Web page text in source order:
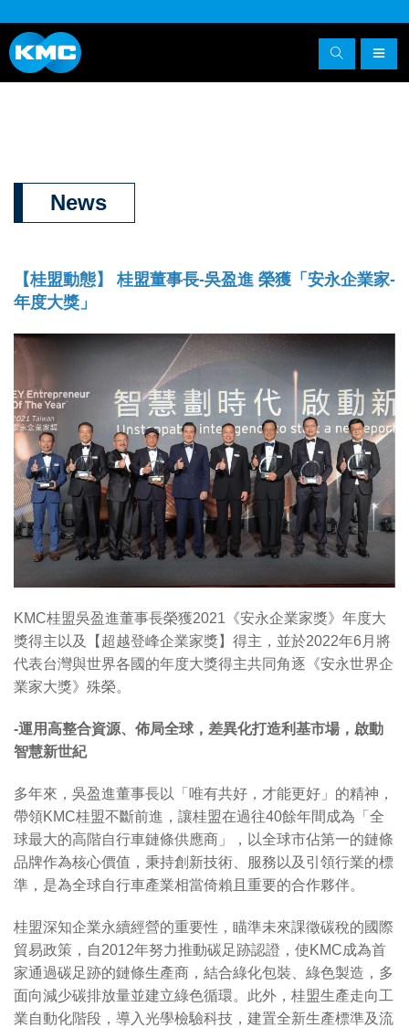
News
【桂盟動態】 桂盟董事長-吳盈進 榮獲「安永企業家-
年度大獎」
KMC桂盟吳盈進董事長榮獲2021《安永企業家獎》年度大
獎得主以及【超越登峰企業家獎】得主，並於2022年6月將
代表台灣與世界各國的年度大獎得主共同角逐《安永世界企
業家大獎》殊榮。
-運用高整合資源、佈局全球，差異化打造利基市場，啟動
智慧新世紀
多年來，吳盈進董事長以「唯有共好，才能更好」的精神，
帶領KMC桂盟不斷前進，讓桂盟在過往40餘年間成為「全
球最大的高階自行車鏈條供應商」，以全球市佔第一的鏈條
品牌作為核心價值，秉持創新技術、服務以及引領行業的標
準，是為全球自行車產業相當倚賴且重要的合作夥伴。
桂盟深知企業永續經營的重要性，瞄準未來課徵碳稅的國際
貿易政策，自2012年努力推動碳足跡認證，使KMC成為首
家通過碳足跡的鏈條生產商，結合綠化包裝、綠色製造，多
面向減少碳排放量並建立綠色循環。此外，桂盟生產走向工
業自動化階段，導入光學檢驗科技，建置全新生產標準及流